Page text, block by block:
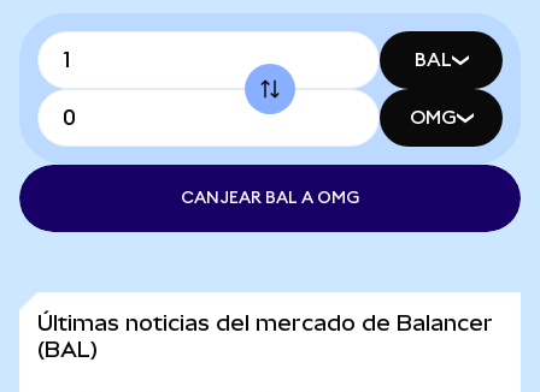
BAL
OMG
CANJEAR BAL A OMG
Últimas noticias del mercado de Balancer
(BAL)